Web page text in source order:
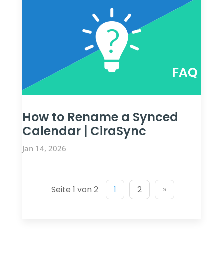
How to Rename a Synced
Calendar | CiraSync
Jan 14, 2026
Seite 1 von 2 1 2 »